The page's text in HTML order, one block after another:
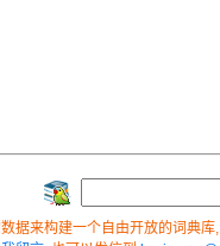
据来构建一个自由开放的词典